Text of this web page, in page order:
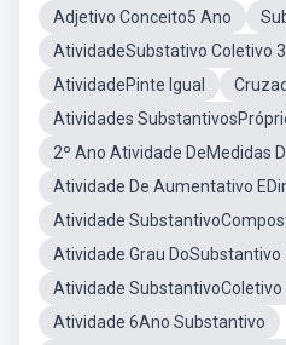
Adjetivo Conceito5 Ano
AtividadeSubstativo Coletivo
AtividadePinte Igual
Atividades
2º Ano Atividade DeMedidas
Atividade De Aumentativo
Atividade
Atividade Grau DoSubstantivo
Atividade SubstantivoColetivo
Atividade 6Ano Substantivo